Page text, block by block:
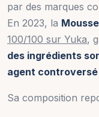
par des marques
En 2023, la
100/100 sur Yuka,
des ingrédients
agent controversé
Sa composition